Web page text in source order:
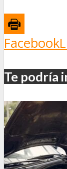
Facebook
Te podría